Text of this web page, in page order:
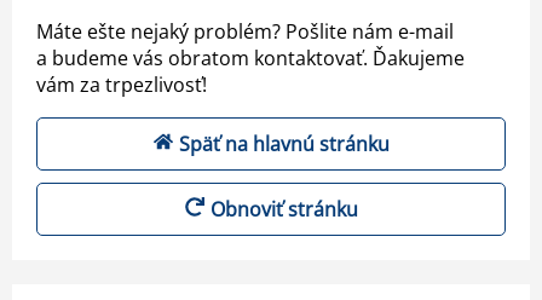
Máte ešte nejaký problém? Pošlite nám e-mail
a budeme vás obratom kontaktovať. Ďakujeme
vám za trpezlivosť!
Späť na hlavnú stránku
Obnoviť stránku